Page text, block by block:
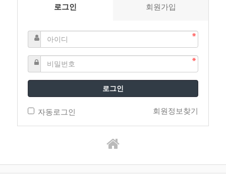
로그인 회원가입
로그인
자동로그인 회원정보찾기